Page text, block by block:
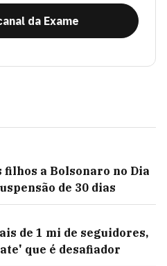
da Exame
a Bolsonaro no Dia
de 30 dias
de 1 mi de seguidores,
que é desafiador